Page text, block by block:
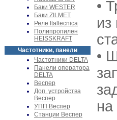
Баки WESTER
Баки ZILMET
Реле Italtecnica
Полипропилен
HEISSKRAFT
Частотники, панели
Частотники DELTA
Панели оператора
DELTA
Веспер
Доп. устройства
Веспер
УПП Веспер
Станции Веспер
•
•